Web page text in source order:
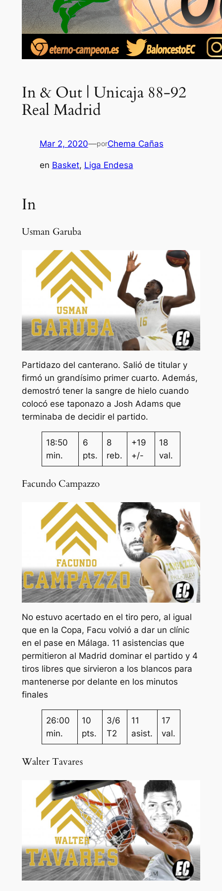
In & Out | Unicaja 88-92
Real Madrid
Mar 2, 2020—porChema Cañas
en Basket, Liga Endesa
In
Usman Garuba
Partidazo del canterano. Salió de titular y
firmó un grandísimo primer cuarto. Además,
demostró tener la sangre de hielo cuando
colocó ese taponazo a Josh Adams que
terminaba de decidir el partido.
18:50
min.
6
pts.
8
reb.
+19
+/-
18
val.
Facundo Campazzo
No estuvo acertado en el tiro pero, al igual
que en la Copa, Facu volvió a dar un clínic
en el pase en Málaga. 11 asistencias que
permitieron al Madrid dominar el partido y 4
tiros libres que sirvieron a los blancos para
mantenerse por delante en los minutos
finales
26:00
min.
10
pts.
3/6
T2
11
asist.
17
val.
Walter Tavares